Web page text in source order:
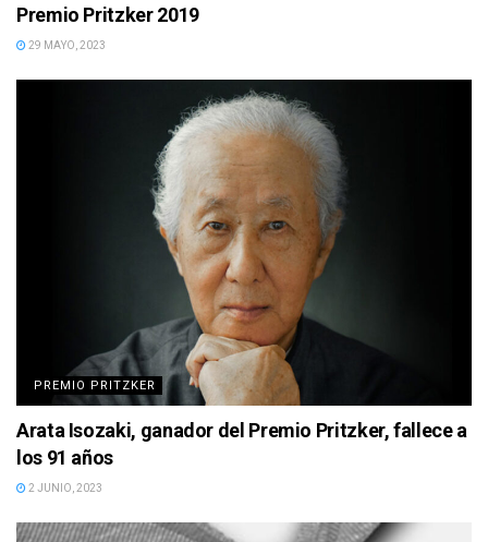
Premio Pritzker 2019
29 MAYO, 2023
PREMIO PRITZKER
Arata Isozaki, ganador del Premio Pritzker, fallece a
los 91 años
2 JUNIO, 2023